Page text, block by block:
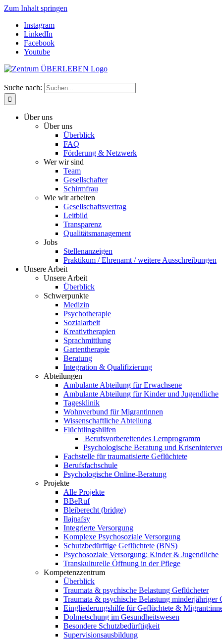
Zum Inhalt springen
Instagram
LinkedIn
Facebook
Youtube
Suche nach:
Über uns
Über uns
Überblick
FAQ
Förderung & Netzwerk
Wer wir sind
Team
Gesellschafter
Schirmfrau
Wie wir arbeiten
Gesellschaftsvertrag
Leitbild
Transparenz
Qualitätsmanagement
Jobs
Stellenanzeigen
Praktikum / Ehrenamt / weitere Ausschreibungen
Unsere Arbeit
Unsere Arbeit
Überblick
Schwerpunkte
Medizin
Psychotherapie
Sozialarbeit
Kreativtherapien
Sprachmittlung
Gartentherapie
Beratung
Integration & Qualifizierung
Abteilungen
Ambulante Abteilung für Erwachsene
Ambulante Abteilung für Kinder und Jugendliche
Tagesklinik
Wohnverbund für Migrantinnen
Wissenschaftliche Abteilung
Flüchtlingshilfen
Berufsvorbereitendes Lernprogramm
Psychologische Beratung und
Fachstelle für traumatisierte Geflüchtete
Berufsfachschule
Psychologische Online-Beratung
Projekte
Alle Projekte
BBeRuf
Bleiberecht (bridge)
Ilajnafsy
Integrierte Versorgung
Komplexe Psychosoziale Versorgung
Schutzbedürftige Geflüchtete (BNS)
Psychosoziale Versorgung: Kinder & Jugendliche
Transkulturelle Öffnung in der Pflege
Kompetenzzentrum
Überblick
Traumata & psychische Belastung Geflücheter
Traumata & psychische Belastung minderjähriger
Eingliederungshilfe für Geflüchtete &
Dolmetschung im Gesundheitswesen
Besondere Schutzbedürftigkeit
Supervisionsausbildung